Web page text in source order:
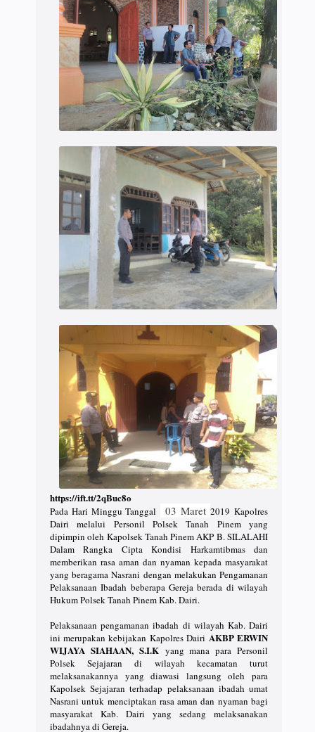
https://ift.tt/2qBuc8o
Pada Hari Minggu Tanggal 03 Maret2019 Kapolres
Dairi melalui Personil Polsek Tanah Pinem yang
dipimpin oleh Kapolsek Tanah Pinem AKP B. SILALAHI
Dalam Rangka Cipta Kondisi Harkamtibmas dan
memberikan rasa aman dan nyaman kepada masyarakat
yang beragama Nasrani dengan melakukan Pengamanan
Pelaksanaan Ibadah beberapa Gereja berada di wilayah
Hukum Polsek Tanah Pinem Kab. Dairi.
Pelaksanaan pengamanan ibadah di wilayah Kab. Dairi
ini merupakan kebijakan Kapolres Dairi AKBP ERWIN
WIJAYA SIAHAAN, S.I.K yang mana para Personil
Polsek Sejajaran di wilayah kecamatan turut
melaksanakannya yang diawasi langsung oleh para
Kapolsek Sejajaran terhadap pelaksanaan ibadah umat
Nasrani untuk menciptakan rasa aman dan nyaman bagi
masyarakat Kab. Dairi yang sedang melaksanakan
ibadahnya di Gereja.